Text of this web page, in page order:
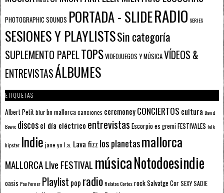
PHOTOGRAPHIC SOUNDS PORTADA - SLIDERADIO SERIES
SESIONES Y PLAYLISTSSin categoría
SUPLEMENTO PAPELTOPSVIDEOJUEGOS Y MÚSICAVÍDEOS &
ENTREVISTASÁLBUMES
ETIQUETAS
Albert Petitblurbn mallorcacanciones ceremoneyCONCIERTOS cultura David
Bowie discosel día eléctrico entrevistas Escorpioes gremiFESTIVALES folk
hipster Indie jane yo l.a. Lava fizz los planetasmallorca
MALLORCA LIve FESTIVAL músicaNotodoesindie
oasis Pau Forner Playlist pop radioRelatos CortosrockSalvatge CorSEXY SADIE